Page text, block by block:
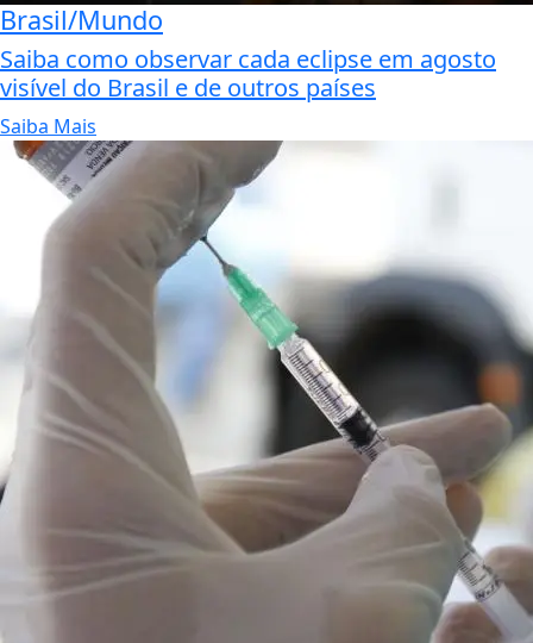
Brasil/Mundo
Saiba como observar cada eclipse em agosto
visível do Brasil e de outros países
Saiba Mais